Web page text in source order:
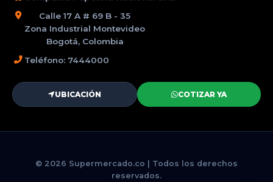
Calle 17 A # 69 B - 35
Zona Industrial Montevideo
Bogotá, Colombia
Teléfono: 7444000
UBICACIÓN COTIZAR YA
© 2026 Supermercado.co | Todos los derechos
reservados.